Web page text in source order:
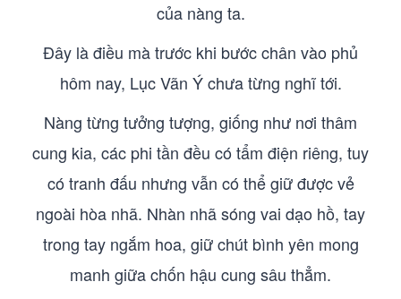
của nàng ta.
Đây là điều mà trước khi bước chân vào phủ
hôm nay, Lục Vãn Ý chưa từng nghĩ tới.
Nàng từng tưởng tượng, giống như nơi thâm
cung kia, các phi tần đều có tẩm điện riêng, tuy
có tranh đấu nhưng vẫn có thể giữ được vẻ
ngoài hòa nhã. Nhàn nhã sóng vai dạo hồ, tay
trong tay ngắm hoa, giữ chút bình yên mong
manh giữa chốn hậu cung sâu thẳm.